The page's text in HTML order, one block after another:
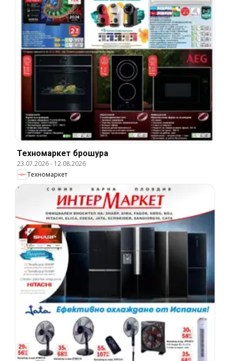
Техномаркет брошура
23.07.2026- 12.08.2026
Техномаркет